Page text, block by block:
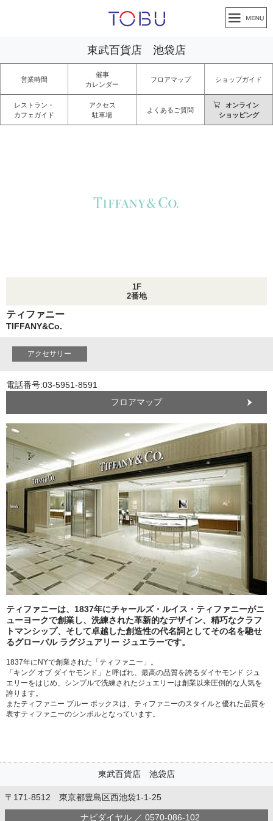
東武百貨店 池袋店
営業時間
催事
カレンダー
フロアマップ ショップガイド
レストラン・
カフェガイド
アクセス
駐車場
よくあるご質問
オンライン
ショッピング
1F
2番地
ティファニー
TIFFANY&Co.
アクセサリー
電話番号:03-5951-8591
フロアマップ
ティファニーは、1837年にチャールズ・ルイス・ティファニーがニ
ューヨークで創業し、洗練された革新的なデザイン、精巧なクラフ
トマンシップ、そして卓越した創造性の代名詞としてその名を馳せ
るグローバル ラグジュアリー ジュエラーです。
1837年にNYで創業された「ティファニー」。
「キング オブ ダイヤモンド」と呼ばれ、最高の品質を誇るダイヤモンド ジュ
エリーをはじめ、シンプルで洗練されたジュエリーは創業以来圧倒的な人気を
誇ります。
またティファニー ブルー ボックスは、ティファニーのスタイルと優れた品質を
表すティファニーのシンボルとなっています。
東武百貨店 池袋店
〒171-8512 東京都豊島区西池袋1-1-25
ナビダイヤル ／ 0570-086-102